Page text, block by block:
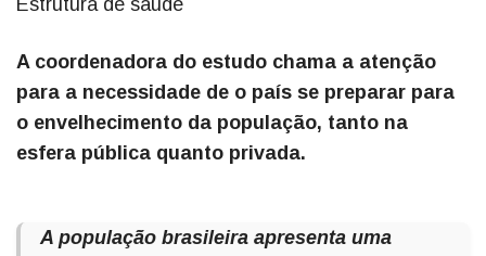
Estrutura de saúde
A coordenadora do estudo chama a atenção
para a necessidade de o país se preparar para
o envelhecimento da população, tanto na
esfera pública quanto privada.
A população brasileira apresenta uma